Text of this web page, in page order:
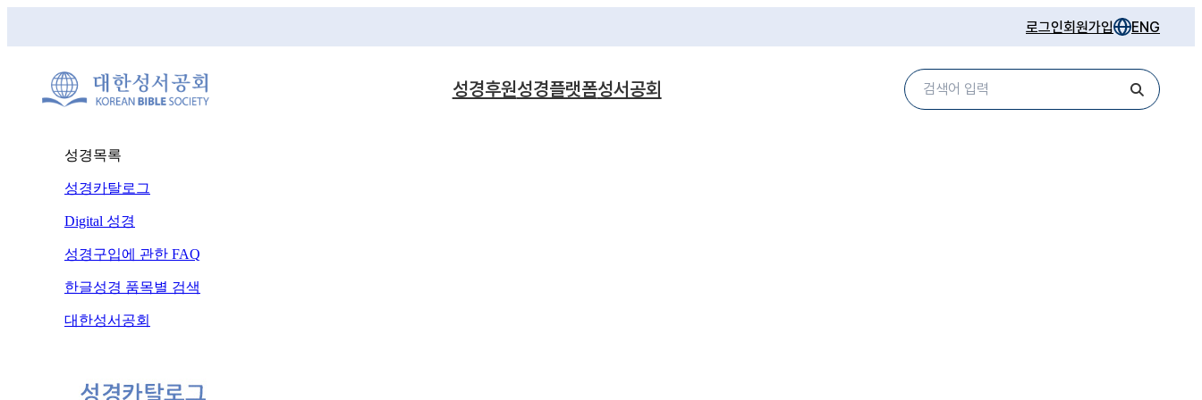
로그인회원가입 ENG
성경후원성경플랫폼성서공회
성경목록
성경카탈로그
Digital 성경
성경구입에 관한 FAQ
한글성경 품목별 검색
대한성서공회